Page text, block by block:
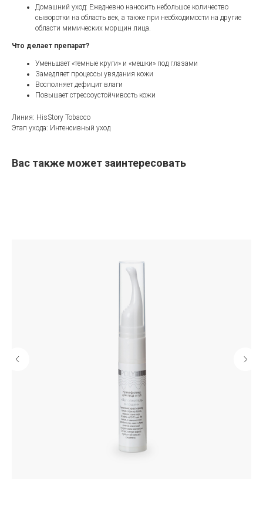
Домашний уход: Ежедневно наносить небольшое количество
сыворотки на область век, а также при необходимости на другие
области мимических морщин лица.
Что делает препарат?
Уменьшает «темные круги» и «мешки» под глазами
Замедляет процессы увядания кожи
Восполняет дефицит влаги
Повышает стрессоустойчивость кожи
Линия: HisStory Tobacco
Этап ухода: Интенсивный уход
Вас также может заинтересовать